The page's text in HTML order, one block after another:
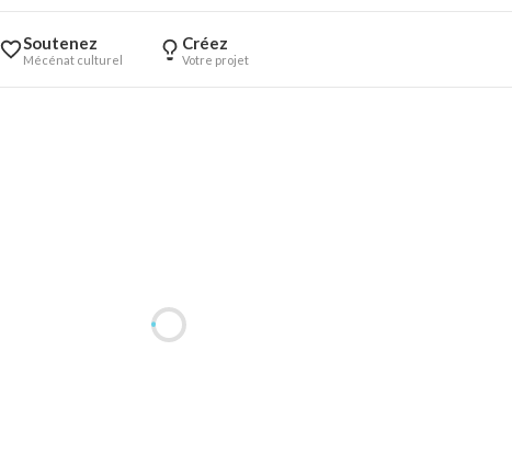
Soutenez
Mécénat culturel
Créez
Votre projet